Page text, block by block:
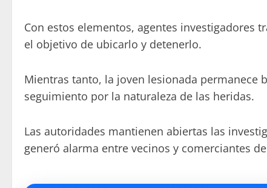
Con estos elementos, agentes investigadores
el objetivo de ubicarlo y detenerlo.
Mientras tanto, la joven lesionada permanece
seguimiento por la naturaleza de las heridas.
Las autoridades mantienen abiertas las
generó alarma entre vecinos y comerciantes